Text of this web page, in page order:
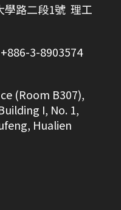
學路二段1號 理工
3-8903574
(Room B307),
I, No. 1,
Hualien